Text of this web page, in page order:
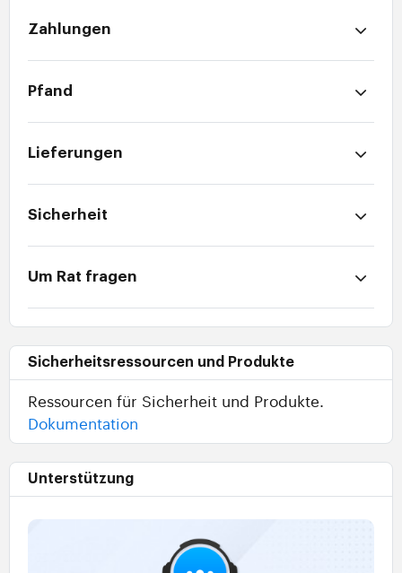
Zahlungen
Pfand
Lieferungen
Sicherheit
Um Rat fragen
Sicherheitsressourcen und Produkte
Ressourcen für Sicherheit und Produkte.
Dokumentation
Unterstützung